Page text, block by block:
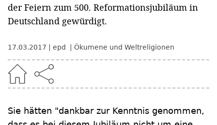
der Feiern zum 500. Reformationsjubiläum in
Deutschland gewürdigt.
17.03.2017 epd Ökumene und Weltreligionen
Sie hätten "dankbar zur Kenntnis genommen,